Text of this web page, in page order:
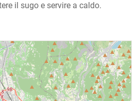
il sugo e servire a caldo.